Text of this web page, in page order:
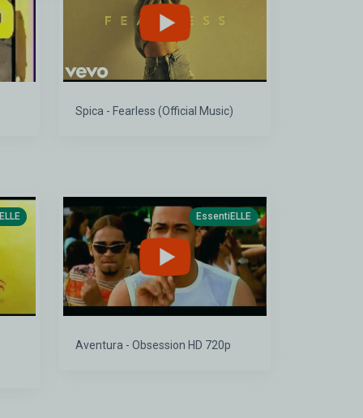
Spica - Fearless (Official Music)
EssentiELLE
Aventura - Obsession HD 720p